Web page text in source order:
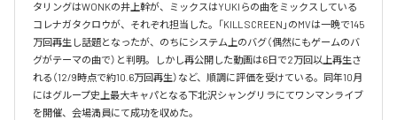
タリングはWONKの井上幹が、ミックスはYUKIらの曲をミックスしている
コレナガタクロウが、それぞれ担当した。「KILL SCREEN」のMVは一晩で145
万回再生し話題となったが、のちにシステム上のバグ（偶然にもゲームのバ
グがテーマの曲で）と判明。しかし再公開した動画は6日で2万回以上再生さ
れる（12/9時点で約10.6万回再生）など、順調に評価を受けている。同年10月
にはグループ史上最大キャパとなる下北沢シャングリラにてワンマンライブ
を開催、会場満員にて成功を収めた。